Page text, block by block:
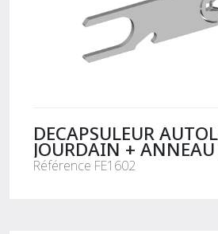
DECAPSULEUR
JOURDAIN + ANNEAU
Référence FE1602